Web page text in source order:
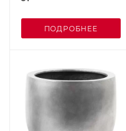
ПОДРОБНЕЕ